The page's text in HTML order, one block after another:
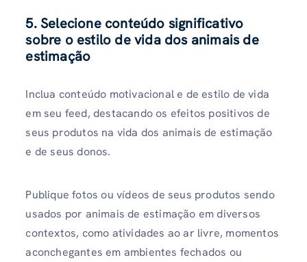
5. Selecione conteúdo significativo
sobre o estilo de vida dos animais de
estimação
Inclua conteúdo motivacional e de estilo de vida
em seu feed, destacando os efeitos positivos de
seus produtos na vida dos animais de estimação
e de seus donos.
Publique fotos ou vídeos de seus produtos sendo
usados ​​por animais de estimação em diversos
contextos, como atividades ao ar livre, momentos
aconchegantes em ambientes fechados ou